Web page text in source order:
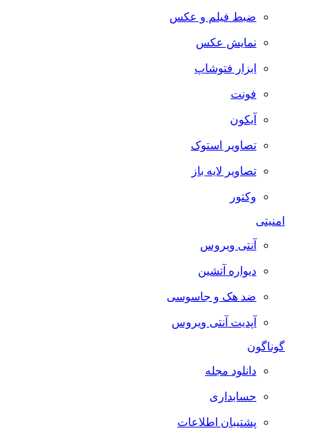
ضبط فيلم و عكس
نمایش عکس
ابزار فتوشاپ
فونت
آیکون
تصاویر استوک
تصاویر لایه باز
وکتور
امنیتی
آنتی ویروس
دیواره آتشین
ضد هک و جاسوسی
آپدیت آنتی ویروس
گوناگون
دانلود مجله
حسابداری
پشتیبان اطلاعات